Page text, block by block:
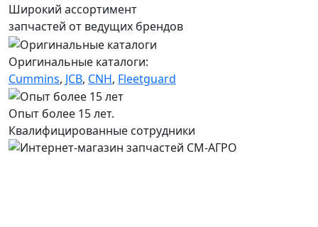
Широкий ассортимент
запчастей от ведущих брендов
Оригинальные каталоги:
Cummins, JCB, CNH, Fleetguard
Опыт более 15 лет.
Квалифицированные сотрудники